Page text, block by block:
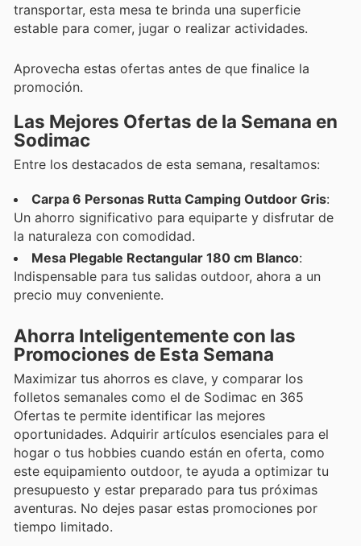
transportar, esta mesa te brinda una superficie
estable para comer, jugar o realizar actividades.
Aprovecha estas ofertas antes de que finalice la
promoción.
Las Mejores Ofertas de la Semana en
Sodimac
Entre los destacados de esta semana, resaltamos:
Carpa 6 Personas Rutta Camping Outdoor Gris:
Un ahorro significativo para equiparte y disfrutar de
la naturaleza con comodidad.
Mesa Plegable Rectangular 180 cm Blanco:
Indispensable para tus salidas outdoor, ahora a un
precio muy conveniente.
Ahorra Inteligentemente con las
Promociones de Esta Semana
Maximizar tus ahorros es clave, y comparar los
folletos semanales como el de Sodimac en 365
Ofertas te permite identificar las mejores
oportunidades. Adquirir artículos esenciales para el
hogar o tus hobbies cuando están en oferta, como
este equipamiento outdoor, te ayuda a optimizar tu
presupuesto y estar preparado para tus próximas
aventuras. No dejes pasar estas promociones por
tiempo limitado.